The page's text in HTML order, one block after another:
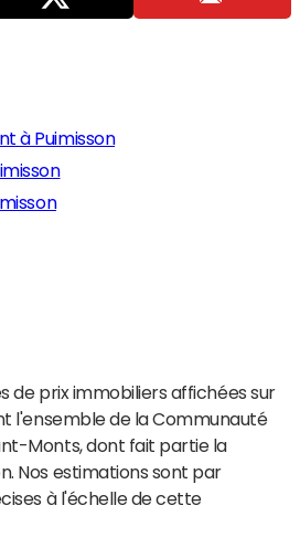
à Puimisson
de prix immobiliers affichées sur
l'ensemble de la Communauté
Monts, dont fait partie la
Nos estimations sont par
à l'échelle de cette